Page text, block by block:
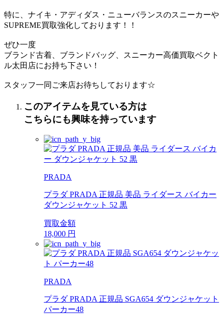
特に、ナイキ・アディダス・ニューバランスのスニーカーや
SUPREME買取強化しております！！
ぜひ一度
ブランド古着、ブランドバッグ、スニーカー高価買取ベクト
ル太田店にお持ち下さい！
スタッフ一同ご来店お待ちしております☆
このアイテムを見ている方は
こちらにも興味を持っています
PRADA
プラダ PRADA 正規品 美品 ライダース バイカー
ダウンジャケット 52 黒
買取金額
18,000 円
PRADA
プラダ PRADA 正規品 SGA654 ダウンジャケット
パーカー48